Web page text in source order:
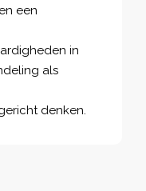
een
in
als
denken.